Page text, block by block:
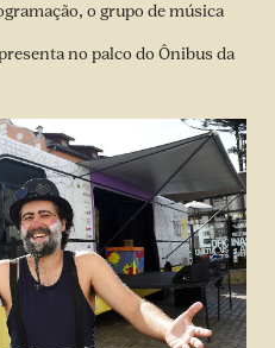
o grupo de música
no palco do Ônibus da